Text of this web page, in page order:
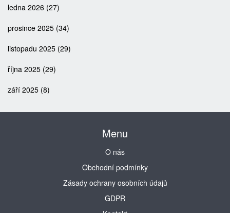
ledna 2026 (27)
prosince 2025 (34)
listopadu 2025 (29)
října 2025 (29)
září 2025 (8)
Menu
O nás
Obchodní podmínky
Zásady ochrany osobních údajů
GDPR